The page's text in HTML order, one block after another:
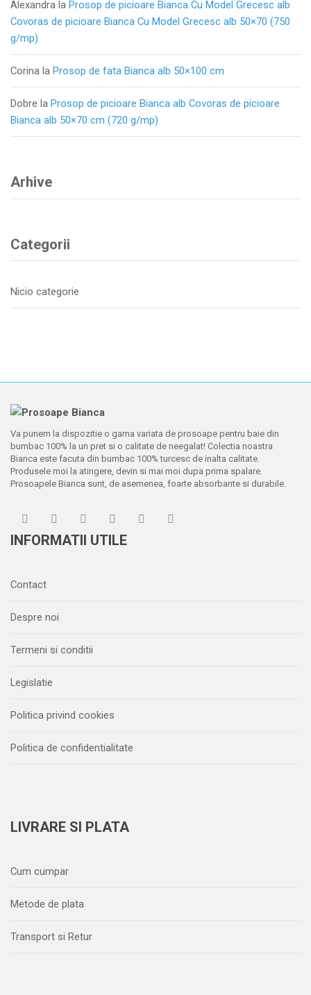
Alexandra la Prosop de picioare Bianca Cu Model Grecesc alb
Covoras de picioare Bianca Cu Model Grecesc alb 50×70 (750
g/mp)
Corina la Prosop de fata Bianca alb 50×100 cm
Dobre la Prosop de picioare Bianca alb Covoras de picioare
Bianca alb 50×70 cm (720 g/mp)
Arhive
Categorii
Nicio categorie
Va punem la dispozitie o gama variata de prosoape pentru baie din
bumbac 100% la un pret si o calitate de neegalat! Colectia noastra
Bianca este facuta din bumbac 100% turcesc de inalta calitate.
Produsele moi la atingere, devin si mai moi dupa prima spalare.
Prosoapele Bianca sunt, de asemenea, foarte absorbante si durabile.
INFORMATII UTILE
Contact
Despre noi
Termeni si conditii
Legislatie
Politica privind cookies
Politica de confidentialitate
LIVRARE SI PLATA
Cum cumpar
Metode de plata
Transport si Retur